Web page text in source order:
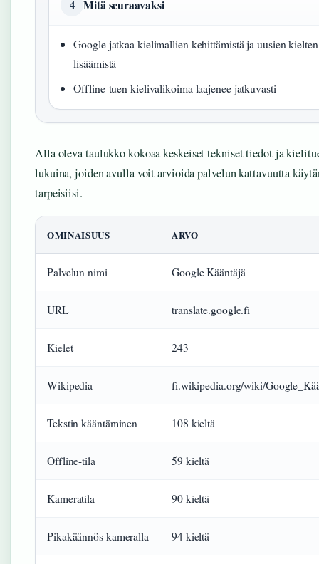
4 Mitä seuraavaksi
Google jatkaa kielimallien kehittämistä ja uusien kielten
lisäämistä
Offline-tuen kielivalikoima laajenee jatkuvasti
Alla oleva taulukko kokoaa keskeiset tekniset tiedot ja
lukuina, joiden avulla voit arvioida palvelun kattavuutta
tarpeisiisi.
OMINAISUUS ARVO
Palvelun nimi Google Kääntäjä
URL translate.google.fi
Kielet 243
Wikipedia fi.wikipedia.org/wiki/
Tekstin kääntäminen 108 kieltä
Offline-tila 59 kieltä
Kameratila 90 kieltä
Pikakäännös kameralla 94 kieltä